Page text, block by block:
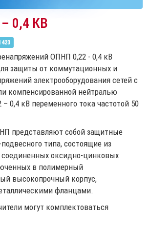
0,4 КВ
ОПНП 0,22 - 0,4 кВ
защиты от коммутационных и
электрооборудования сетей с
компенсированной нейтралью
0,4 кВ переменного тока частотой 50
представляют собой защитные
типа, состоящие из
соединенных оксидно-цинковых
в полимерный
высокопрочный корпус,
фланцами.
могут комплектоваться